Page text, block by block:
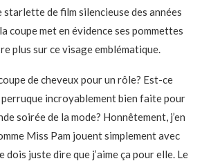
starlette de film silencieuse des années
coupe met en évidence ses pommettes
plus sur ce visage emblématique.
de cheveux pour un rôle? Est-ce
perruque incroyablement bien faite pour
soirée de la mode? Honnêtement, j’en
Miss Pam jouent simplement avec
dois juste dire que j’aime ça pour elle. Le